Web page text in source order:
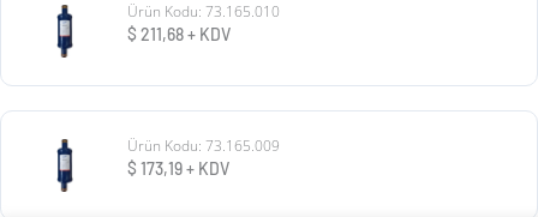
Ürün Kodu: 73.165.010
$ 211,68+ KDV
Ürün Kodu: 73.165.009
$ 173,19+ KDV